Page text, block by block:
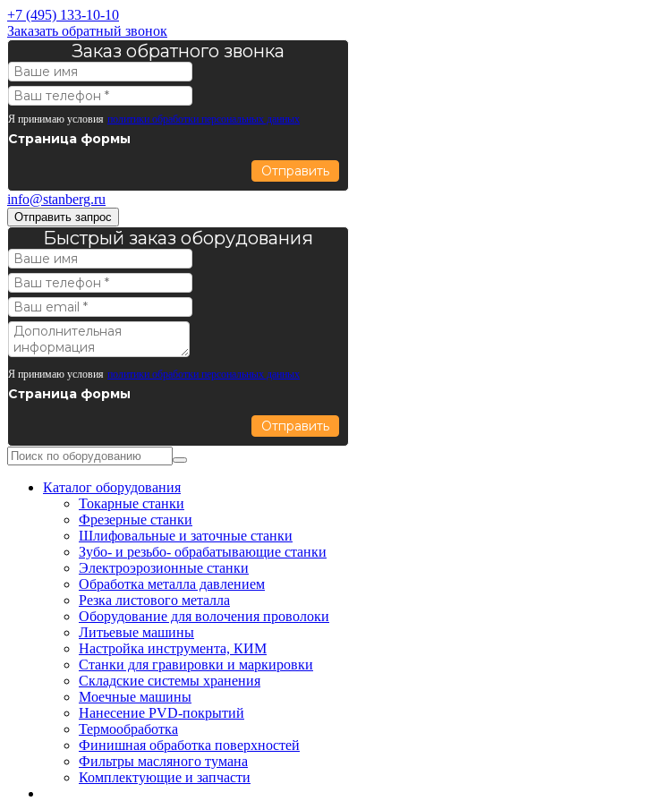
+7 (495) 133-10-10
Заказать обратный звонок
Заказ обратного звонка
Я принимаю условия политики обработки персональных данных
Страница формы
Отправить
info@stanberg.ru
Отправить запрос
Быстрый заказ оборудования
Я принимаю условия политики обработки персональных данных
Страница формы
Отправить
Каталог оборудования
Токарные станки
Фрезерные станки
Шлифовальные и заточные станки
Зубо- и резьбо- обрабатывающие станки
Электроэрозионные станки
Обработка металла давлением
Резка листового металла
Оборудование для волочения проволоки
Литьевые машины
Настройка инструмента, КИМ
Станки для гравировки и маркировки
Складские системы хранения
Моечные машины
Нанесение PVD-покрытий
Термообработка
Финишная обработка поверхностей
Фильтры масляного тумана
Комплектующие и запчасти